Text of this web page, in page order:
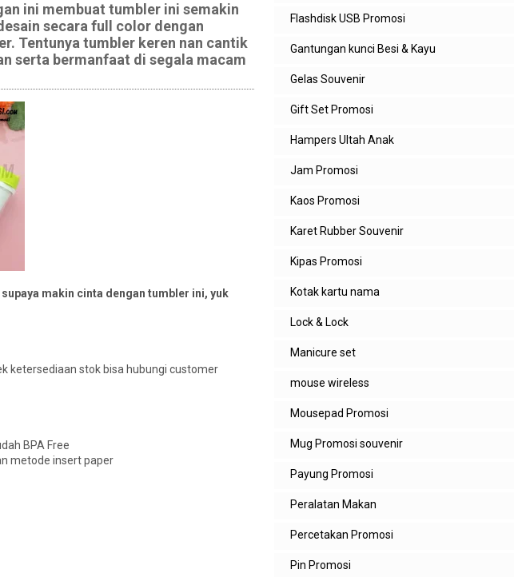
ini membuat tumbler ini semakin
secara full color dengan
Tentunya tumbler keren nan cantik
serta bermanfaat di segala macam
makin cinta dengan tumbler ini, yuk
ketersediaan stok bisa hubungi customer
BPA Free
metode insert paper
Flashdisk USB Promosi
Gantungan kunci Besi & Kayu
Gelas Souvenir
Gift Set Promosi
Hampers Ultah Anak
Jam Promosi
Kaos Promosi
Karet Rubber Souvenir
Kipas Promosi
Kotak kartu nama
Lock & Lock
Manicure set
mouse wireless
Mousepad Promosi
Mug Promosi souvenir
Payung Promosi
Peralatan Makan
Percetakan Promosi
Pin Promosi